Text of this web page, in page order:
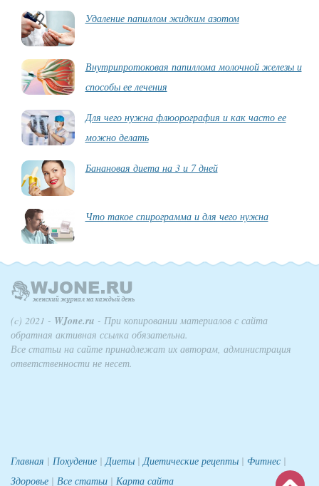
Удаление папиллом жидким азотом
Внутрипротоковая папиллома молочной железы и
способы ее лечения
Для чего нужна флюорография и как часто ее
можно делать
Банановая диета на 3 и 7 дней
Что такое спирограмма и для чего нужна
(c) 2021 - WJone.ru - При копировании материалов с сайта
обратная активная ссылка обязательна.
Все статьи на сайте принадлежат их авторам, администрация
ответственности не несет.
Главная | Похудение |Диеты |Диетические рецепты | Фитнес |
Здоровье | Все статьи | Карта сайта